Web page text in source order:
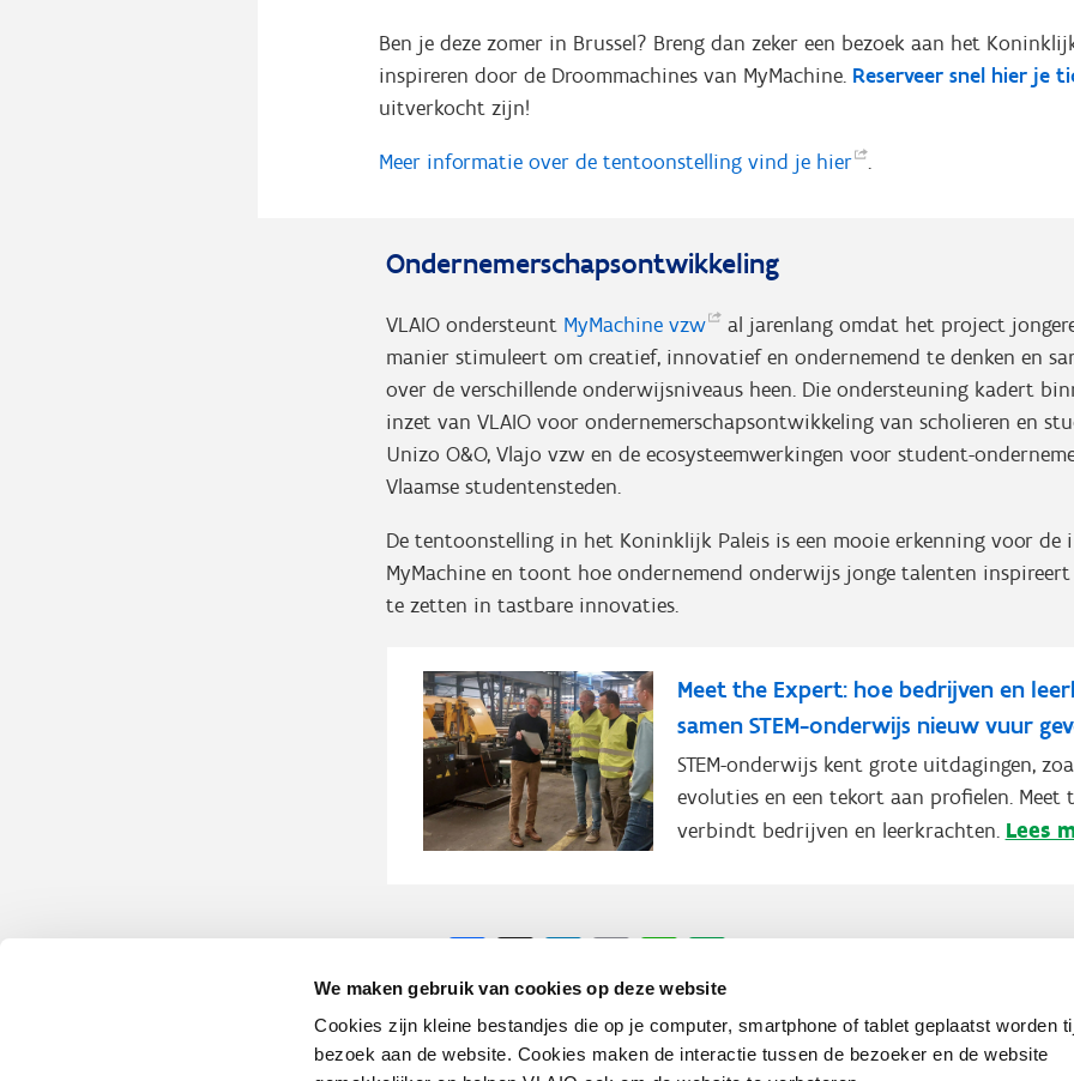
We maken gebruik van cookies op deze website
Cookies zijn kleine bestandjes die op je computer, smartphone of tablet geplaatst worden
bezoek aan de website. Cookies maken de interactie tussen de bezoeker en de website
Ben je deze zomer in Brussel? Breng dan zeker een bezoek aan het
inspireren door de Droommachines van MyMachine. Reserveer snel hier je
uitverkocht zijn!
Meer informatie over de tentoonstelling vind je hier .
Ondernemerschapsontwikkeling
VLAIO ondersteunt MyMachinevzw
al jarenlang omdat het project
manier stimuleert om creatief, innovatief en ondernemend te denken en
over de verschillende onderwijsniveaus heen. Die ondersteuning kadert
inzet van VLAIO voor ondernemerschapsontwikkeling van scholieren en
Unizo O&O, Vlajo vzw en de ecosysteemwerkingen voor student-
Vlaamse studentensteden.
De tentoonstelling in het Koninklijk Paleis is een mooie erkenning voor de
MyMachine en toont hoe ondernemend onderwijs jonge talenten
te zetten in tastbare innovaties.
Meet the Expert: hoe bedrijven en
samen STEM-onderwijs nieuw vuur
STEM-onderwijs kent grote uitdagingen,
evoluties en een tekort aan profielen. Meet
verbindt bedrijven en leerkrachten. Lees
Facebook
X LinkedIn
EmailWhatsApp
Share